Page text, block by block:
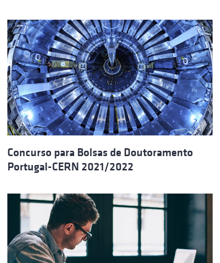
Concurso para Bolsas de Doutoramento
Portugal-CERN 2021/2022